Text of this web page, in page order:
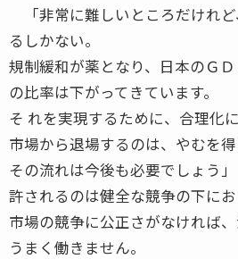
「非常に難しいところだけれ
るしかない。
規制緩和が薬となり、日本のＧ
の比率は下がってきています。
そ れを実現するために、合理化
市場から退場するのは、やむを得
その流れは今後も必要でしょう
許されるのは健全な競争の下にお
市場の競争に公正さがなければ
うまく働きません。